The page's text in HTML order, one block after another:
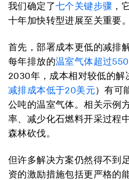
我们确定了七个关键步骤 ，
十年加快转型进展至关重要。
首先，部署成本更低的减排
每年排放的温室气体超过
2030年，成本相对较低的解
减排成本低于20美元）有可
公吨的温室气体。相关示例
率、减少化石燃料开采过程
森林砍伐。
但许多解决方案仍然得不到
资的激励措施包括更严格的